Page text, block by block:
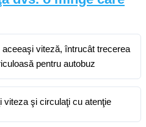
viteză, întrucât trecerea
pentru autobuz
viteza şi circulaţi cu atenţie